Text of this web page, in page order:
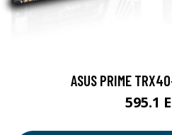
ASUS PRIME
595.1